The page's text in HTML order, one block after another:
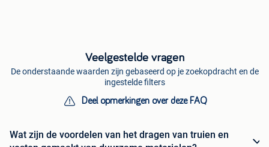
Veelgestelde vragen
De onderstaande waarden zijn gebaseerd op je zoekopdracht en de
ingestelde filters
Deel opmerkingen over deze FAQ
Wat zijn de voordelen van het dragen van truien en